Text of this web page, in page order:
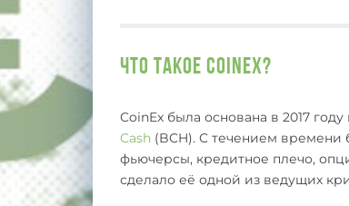
Что такое CoinEx?
CoinEx была основана в 2017
Cash (BCH). С течением
фьючерсы, кредитное плечо,
сделало её одной из ведущих